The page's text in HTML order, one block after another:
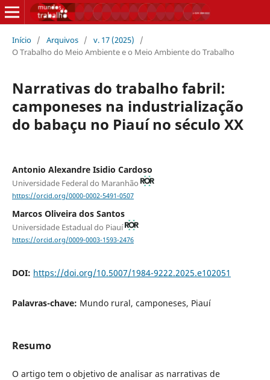
Início / Arquivos / v. 17 (2025)
/
O Trabalho do Meio Ambiente e o Meio Ambiente do Trabalho
Narrativas do trabalho fabril:
camponeses na industrialização
do babaçu no Piauí no século XX
Antonio Alexandre Isidio Cardoso
Universidade Federal do Maranhão
https://orcid.org/0000-0002-5491-0507
Marcos Oliveira dos Santos
Universidade Estadual do Piauí
https://orcid.org/0009-0003-1593-2476
DOI: https://doi.org/10.5007/1984-9222.2025.e102051
Palavras-chave: Mundo rural, camponeses, Piauí
Resumo
O artigo tem o objetivo de analisar as narrativas de